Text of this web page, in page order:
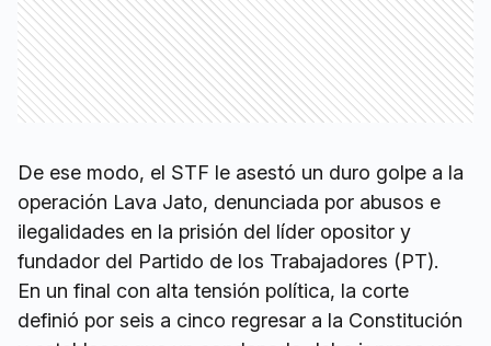
De ese modo, el STF le asestó un duro golpe a la
operación Lava Jato, denunciada por abusos e
ilegalidades en la prisión del líder opositor y
fundador del Partido de los Trabajadores (PT).
En un final con alta tensión política, la corte
definió por seis a cinco regresar a la Constitución